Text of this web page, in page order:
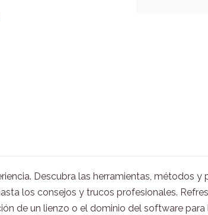
Descubra las herramientas, métodos y
los consejos y trucos profesionales.
de un lienzo o el dominio del software para